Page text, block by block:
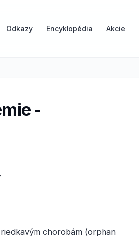
Odkazy Encyklopédia Akcie
-
chorobám (orphan